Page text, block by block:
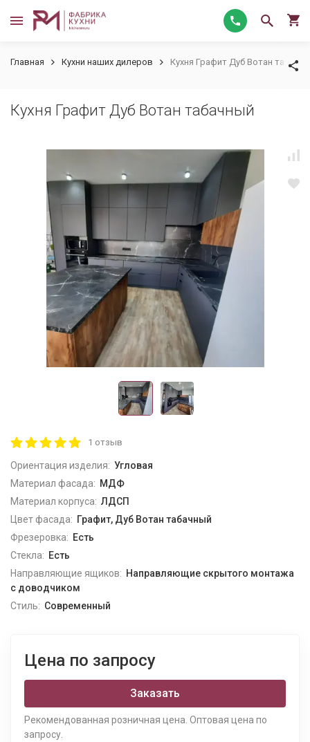
Главная Кухни наших дилеров Кухня Графит Дуб Вотан
Кухня Графит Дуб Вотан табачный
1 отзыв
Ориентация изделия: Угловая
Материал фасада: МДФ
Материал корпуса: ЛДСП
Цвет фасада: Графит, Дуб Вотан табачный
Фрезеровка: Есть
Стекла: Есть
Направляющие ящиков: Направляющие скрытого монтажа
с доводчиком
Стиль: Современный
Цена по запросу
Заказать
Рекомендованная розничная цена. Оптовая цена по
запросу.